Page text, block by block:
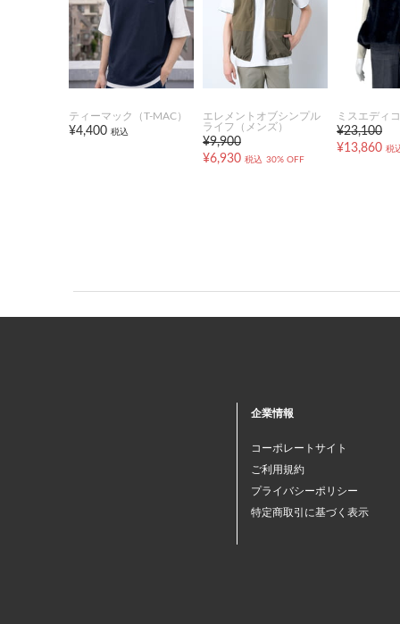
ティーマック（T-MAC）
¥4,400 税込
エレメントオブシンプル
ライフ（メンズ）
¥9,900
¥6,930 税込 30% OFF
ミスエディ
¥23,100
¥13,860 税
企業情報
コーポレートサイト
ご利用規約
プライバシーポリシー
特定商取引に基づく表示